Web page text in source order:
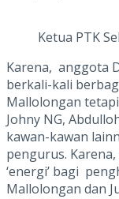
Ketua PTK
Karena, anggota
berkali-kali
Mallolongan
Johny NG,
kawan-kawan
pengurus.
‘energi’ bagi
Mallolongan dan